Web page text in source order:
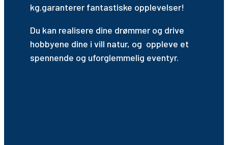
kg.garanterer fantastiske opplevelser!
Du kan realisere dine drømmer og drive
hobbyene dine i vill natur, og oppleve et
spennende og uforglemmelig eventyr.